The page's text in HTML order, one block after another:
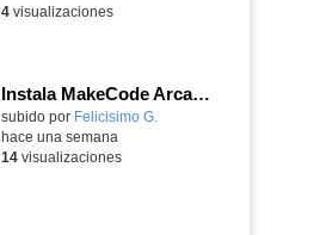
4visualizaciones
Instala MakeCode Arcade para trabajar offline en tu tablet, ordenador, Chromebook
Contenido educativo.
subido por Felicisimo G.
hace una semana
14visualizaciones